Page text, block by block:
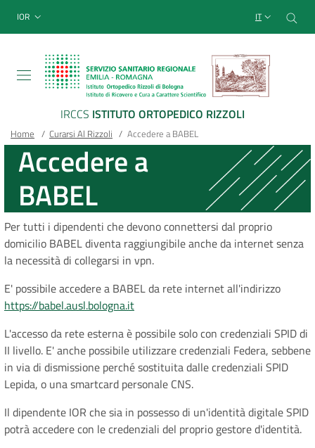
Sito Web Istituto
menu top-bar
IOR IT
IRCCS ISTITUTO ORTOPEDICO RIZZOLI
Main container
Briciole
di
pane
Home / Curarsi Al Rizzoli / Accedere a BABEL
Accedere a
BABEL
Per tutti i dipendenti che devono connettersi dal proprio
domicilio BABEL diventa raggiungibile anche da internet senza
la necessità di collegarsi in vpn.
E' possibile accedere a BABEL da rete internet all'indirizzo
https://babel.ausl.bologna.it
L'accesso da rete esterna è possibile solo con credenziali SPID di
II livello. E' anche possibile utilizzare credenziali Federa, sebbene
in via di dismissione perché sostituita dalle credenziali SPID
Lepida, o una smartcard personale CNS.
Il dipendente IOR che sia in possesso di un'identità digitale SPID
potrà accedere con le credenziali del proprio gestore d'identità.